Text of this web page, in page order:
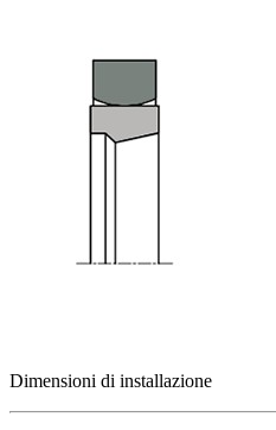
Dimensioni di installazione